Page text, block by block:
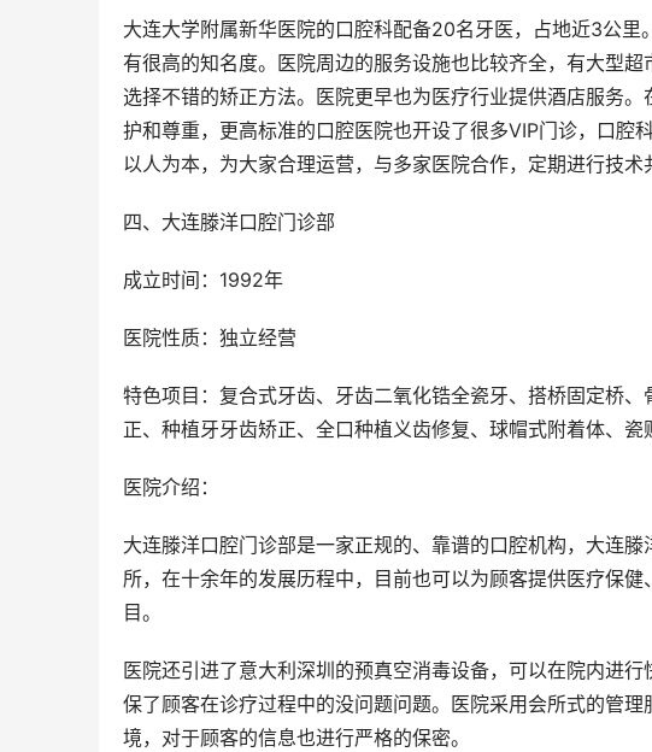
大连大学附属新华医院的口腔科配备20名牙医，占地近3公
有很高的知名度。医院周边的服务设施也比较齐全，有大型
选择不错的矫正方法。医院更早也为医疗行业提供酒店服务
护和尊重，更高标准的口腔医院也开设了很多VIP门诊，口腔
以人为本，为大家合理运营，与多家医院合作，定期进行技术
四、大连滕洋口腔门诊部
成立时间：1992年
医院性质：独立经营
特色项目：复合式牙齿、牙齿二氧化锆全瓷牙、搭桥固定桥
正、种植牙牙齿矫正、全口种植义齿修复、球帽式附着体、瓷
医院介绍：
大连滕洋口腔门诊部是一家正规的、靠谱的口腔机构，大连
所，在十余年的发展历程中，目前也可以为顾客提供医疗保
目。
医院还引进了意大利深圳的预真空消毒设备，可以在院内进
保了顾客在诊疗过程中的没问题问题。医院采用会所式的管
境，对于顾客的信息也进行严格的保密。